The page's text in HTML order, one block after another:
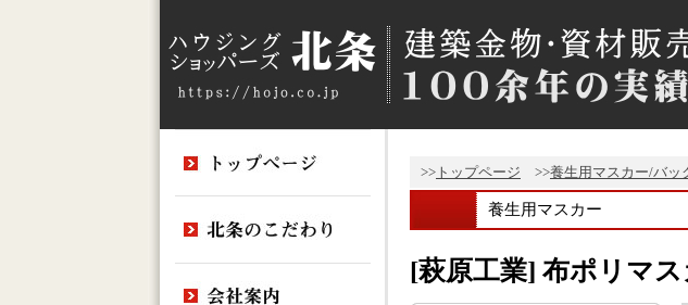
>> トップページ >>養生用マスカー/バッ
養生用マスカー
[萩原工業] 布ポリマス